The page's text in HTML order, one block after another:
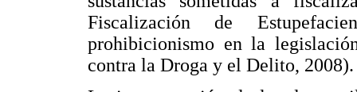
Fiscalización de
prohibicionismo en la
contra la Droga y el Delito, 2008).